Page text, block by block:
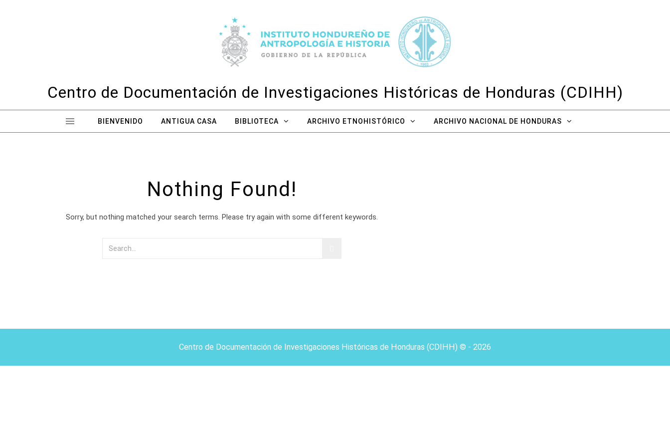
Centro de Documentación de Investigaciones Históricas de Honduras (CDIHH)
BIENVENIDO ANTIGUA CASA BIBLIOTECA ARCHIVO ETNOHISTÓRICO ARCHIVO NACIONAL DE HONDURAS
Nothing Found!
Sorry, but nothing matched your search terms. Please try again with some different keywords.
Centro de Documentación de Investigaciones Históricas de Honduras (CDIHH) © - 2026